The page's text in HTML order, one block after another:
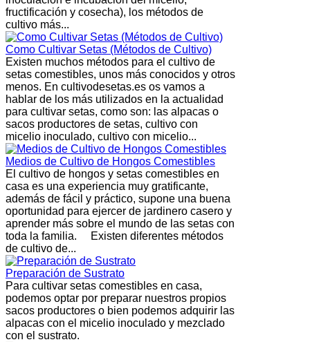
fructificación y cosecha), los métodos de
cultivo más...
Como Cultivar Setas (Métodos de Cultivo)
Existen muchos métodos para el cultivo de
setas comestibles, unos más conocidos y otros
menos. En cultivodesetas.es os vamos a
hablar de los más utilizados en la actualidad
para cultivar setas, como son: las alpacas o
sacos productores de setas, cultivo con
micelio inoculado, cultivo con micelio...
Medios de Cultivo de Hongos Comestibles
El cultivo de hongos y setas comestibles en
casa es una experiencia muy gratificante,
además de fácil y práctico, supone una buena
oportunidad para ejercer de jardinero casero y
aprender más sobre el mundo de las setas con
toda la familia. Existen diferentes métodos
de cultivo de...
Preparación de Sustrato
Para cultivar setas comestibles en casa,
podemos optar por preparar nuestros propios
sacos productores o bien podemos adquirir las
alpacas con el micelio inoculado y mezclado
con el sustrato.